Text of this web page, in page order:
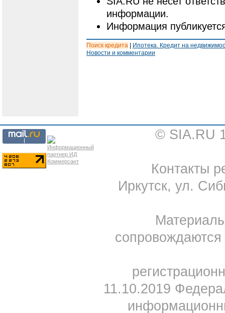
информации.
Информация
Поиск кредита
Ипотека. Кредит на
Новости и комментарии
© SIA.RU
Контакты
Иркутск, ул.
11.10.2019